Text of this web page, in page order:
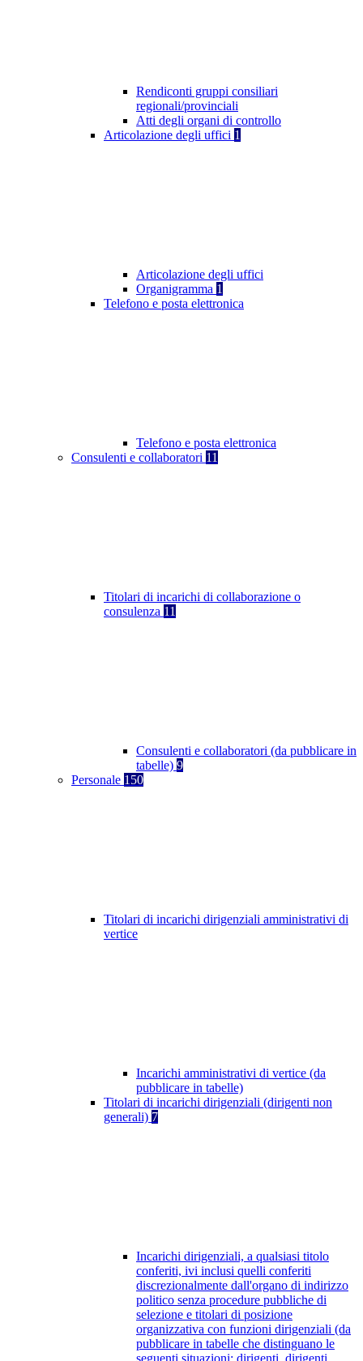
Rendiconti gruppi consiliari
regionali/provinciali
Atti degli organi di controllo
Articolazione degli uffici 1
Articolazione degli uffici
Organigramma 1
Telefono e posta elettronica
Telefono e posta elettronica
Consulenti e collaboratori 11
Titolari di incarichi di collaborazione o
consulenza 11
Consulenti e collaboratori (da pubblicare in
tabelle) 9
Personale 150
Titolari di incarichi dirigenziali amministrativi di
vertice
Incarichi amministrativi di vertice (da
pubblicare in tabelle)
Titolari di incarichi dirigenziali (dirigenti non
generali) 7
Incarichi dirigenziali, a qualsiasi titolo
conferiti, ivi inclusi quelli conferiti
discrezionalmente dall'organo di indirizzo
politico senza procedure pubbliche di
selezione e titolari di posizione
organizzativa con funzioni dirigenziali (da
pubblicare in tabelle che distinguano le